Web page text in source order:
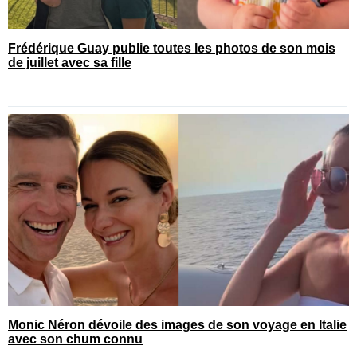
Frédérique Guay publie toutes les photos de son mois
de juillet avec sa fille
Monic Néron dévoile des images de son voyage en Italie
avec son chum connu